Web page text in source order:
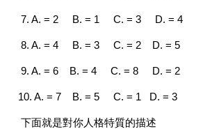
7. A. = 2 B. = 1 C. = 3
8. A. = 4 B. = 3 C. = 2 D. = 5
9. A. = 6 B. = 4 C. = 8
10. A. = 7 B. = 5 C. = 1 D. = 3
下面就是對你人格特質的描述